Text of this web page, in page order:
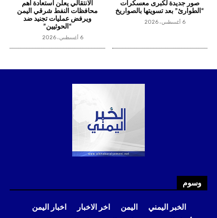
وسوم
الخبر اليمني اليمن اخر الاخبار
اخبار اليمن